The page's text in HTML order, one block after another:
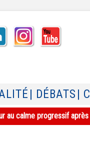
| DÉBATS |
au calme progressif